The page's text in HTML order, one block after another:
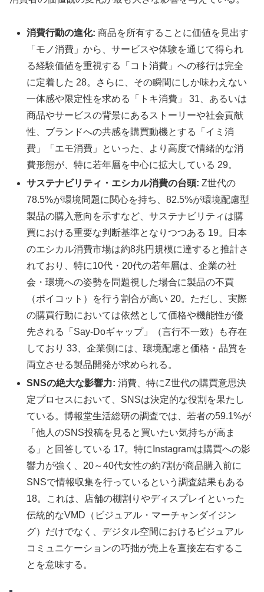
消費行動の進化: 商品を所有することに価値を見出す
「モノ消費」から、サービスや体験を通じて得られ
る経験価値を重視する「コト消費」への移行は完全
に定着した 28。さらに、その瞬間にしか味わえない
一体感や限定性を求める「トキ消費」 31、あるいは
商品やサービスの背景にあるストーリーや社会貢献
性、ブランドへの共感を購買動機とする「イミ消
費」「エモ消費」といった、より高度で情緒的な消
費形態が、特に若年層を中心に拡大している 29。
サステナビリティ・エシカル消費の台頭: Z世代の
78.5%が環境問題に関心を持ち、82.5%が環境配慮型
製品の購入意向を示すなど、サステナビリティは購
買における重要な判断基準となりつつある 19。日本
のエシカル消費市場は約8兆円規模に達すると推計さ
れており、特に10代・20代の若年層は、企業の社
会・環境への姿勢を問題視した場合に製品の不買
（ボイコット）を行う割合が高い 20。ただし、実際
の購買行動においては依然として価格や機能性が優
先される「Say-Doギャップ」（言行不一致）も存在
しており 33、企業側には、環境配慮と価格・品質を
両立させる製品開発が求められる。
SNSの絶大な影響力: 消費、特にZ世代の購買意思決
定プロセスにおいて、SNSは決定的な役割を果たし
ている。博報堂生活総研の調査では、若者の59.1%が
「他人のSNS投稿を見ると買いたい気持ちが高ま
る」と回答している 17。特にInstagramは購買への影
響力が強く、20～40代女性の約7割が商品購入前に
SNSで情報収集を行っているという調査結果もある
18。これは、店舗の棚割りやディスプレイといった
伝統的なVMD（ビジュアル・マーチャンダイジン
グ）だけでなく、デジタル空間におけるビジュアル
コミュニケーションの巧拙が売上を直接左右するこ
とを意味する。